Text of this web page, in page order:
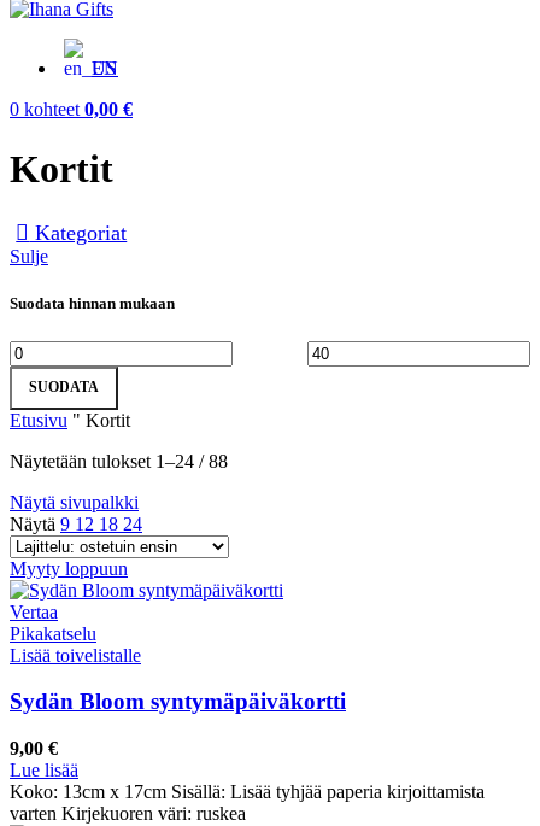
EN
0 kohteet 0,00 €
Kortit
Kategoriat
Sulje
Suodata hinnan mukaan
SUODATA
Etusivu " Kortit
Näytetään tulokset 1–24 / 88
Näytä sivupalkki
Näytä 9 12 18 24
Myyty loppuun
Vertaa
Pikakatselu
Lisää toivelistalle
Sydän Bloom syntymäpäiväkortti
9,00 €
Lue lisää
Koko: 13cm x 17cm Sisällä: Lisää tyhjää paperia kirjoittamista
varten Kirjekuoren väri: ruskea